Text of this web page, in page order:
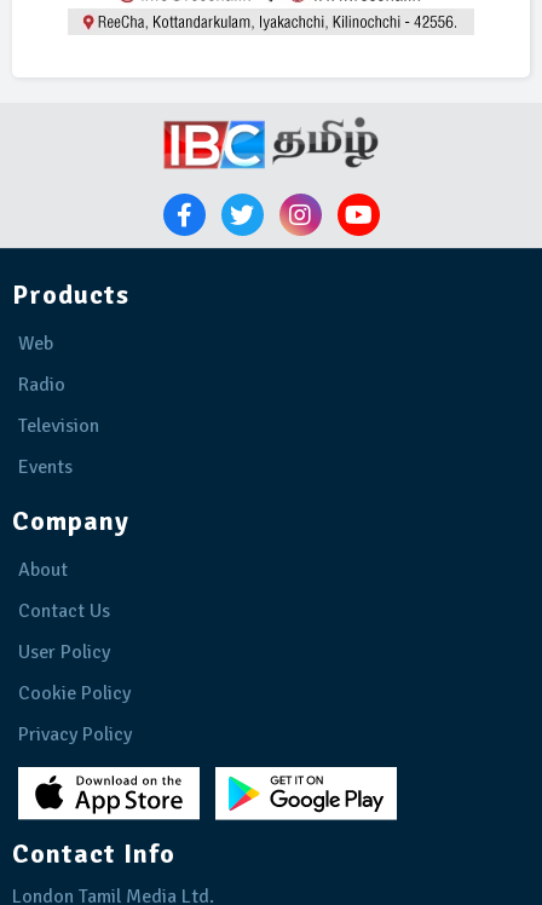
Products
Web
Radio
Television
Events
Company
About
Contact Us
User Policy
Cookie Policy
Privacy Policy
Contact Info
London Tamil Media Ltd.